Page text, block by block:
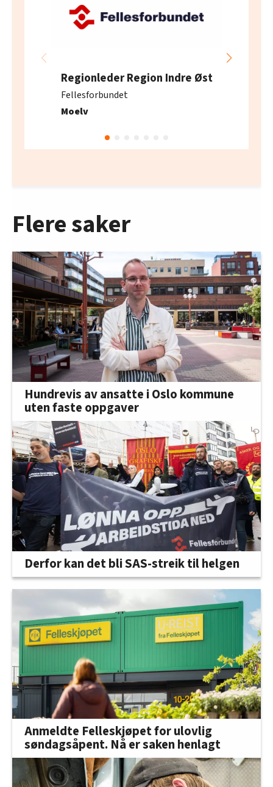
Regionleder Region Indre Øst
Fellesforbundet
Moelv
Flere saker
Hundrevis av ansatte i Oslo kommune
uten faste oppgaver
Derfor kan det bli SAS-streik til helgen
Anmeldte Felleskjøpet for ulovlig
søndagsåpent. Nå er saken henlagt